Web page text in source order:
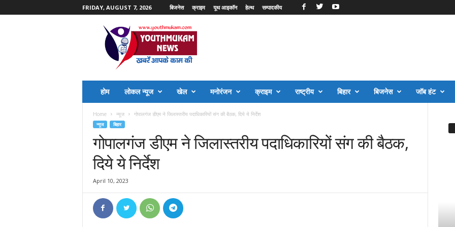
FRIDAY, AUGUST 7, 2026 बिजनेस क्राइम यूथ आइकॉन हेल्थ सम्पादकीय
होम लोकल न्यूज खेल मनोरंजन क्राइम राष्ट्रीय बिहार बिजनेस जॉब हंट
Home न्यूज गोपालगंज डीएम ने जिलास्तरीय पदाधिकारियों संग की बैठक, दिये ये निर्देश
न्यूज बिहार
गोपालगंज डीएम ने जिलास्तरीय पदाधिकारियों संग की बैठक,
दिये ये निर्देश
April 10, 2023